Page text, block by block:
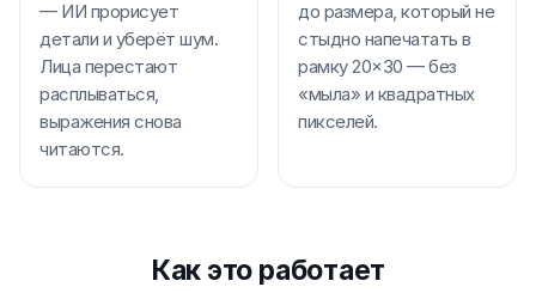
— ИИ прорисует
детали и уберёт шум.
Лица перестают
расплываться,
выражения снова
читаются.
до размера, который не
стыдно напечатать в
рамку 20×30 — без
«мыла» и квадратных
пикселей.
Как это работает